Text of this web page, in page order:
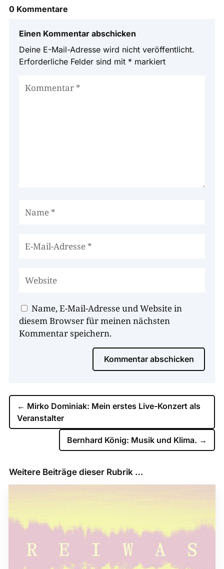
0 Kommentare
Einen Kommentar abschicken
Deine E-Mail-Adresse wird nicht veröffentlicht.
Erforderliche Felder sind mit * markiert
Name, E-Mail-Adresse und Website in
diesem Browser für meinen nächsten
Kommentar speichern.
Kommentar abschicken
← Mirko Dominiak: Mein erstes Live-Konzert als
Veranstalter
Bernhard König: Musik und Klima. →
Weitere Beiträge dieser Rubrik …